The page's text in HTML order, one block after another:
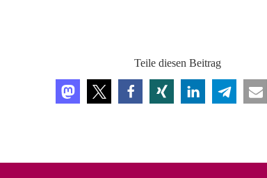
Teile diesen Beitrag